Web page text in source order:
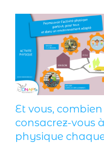
Et vous,
consacrez-vous
physique